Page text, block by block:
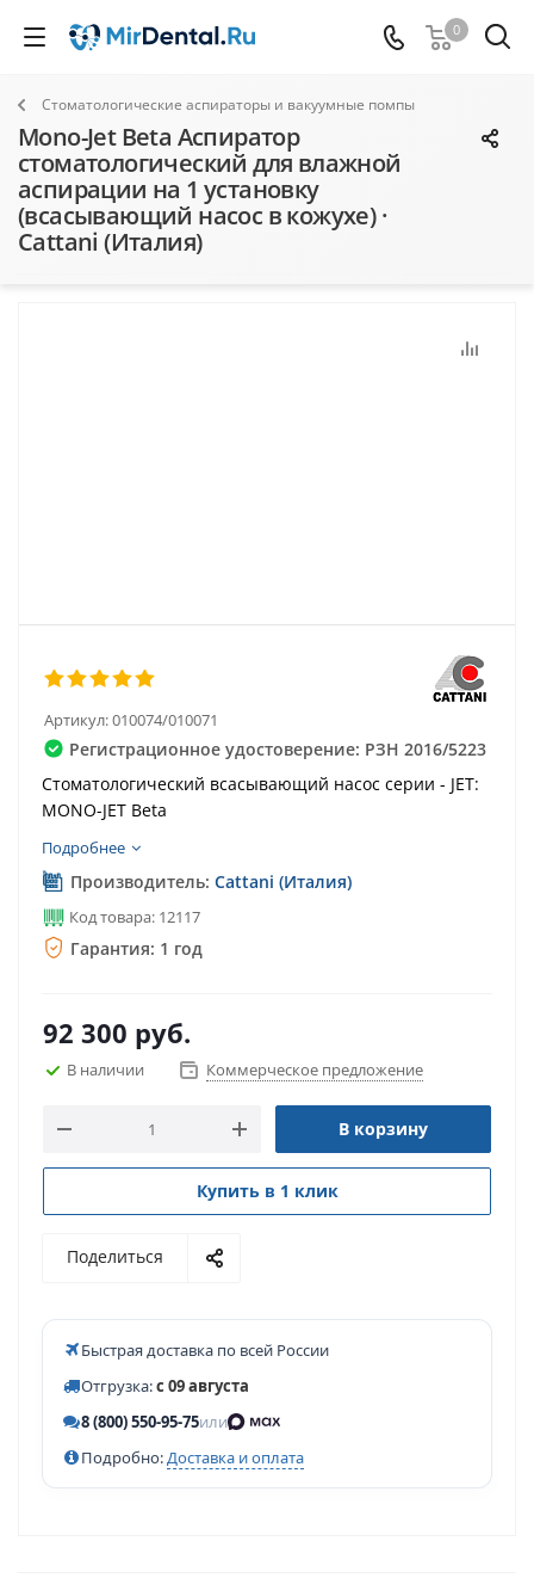
0
Стоматологические аспираторы и вакуумные помпы
Mono-Jet Beta Аспиратор
стоматологический для влажной
аспирации на 1 установку
(всасывающий насос в кожухе) ·
Cattani (Италия)
Артикул:010074/010071
Регистрационное удостоверение: РЗН 2016/5223
Cтоматологический всасывающий насос серии - JET:
MONO-JET Beta
Подробнее
Производитель: Cattani (Италия)
Код товара: 12117
Гарантия: 1 год
92 300 руб.
В наличии Коммерческое предложение
В корзину
Купить в 1 клик
Поделиться
Быстрая доставка по всей России
Отгрузка:с 09 августа
8 (800) 550-95-75или
Подробно:Доставка и оплата